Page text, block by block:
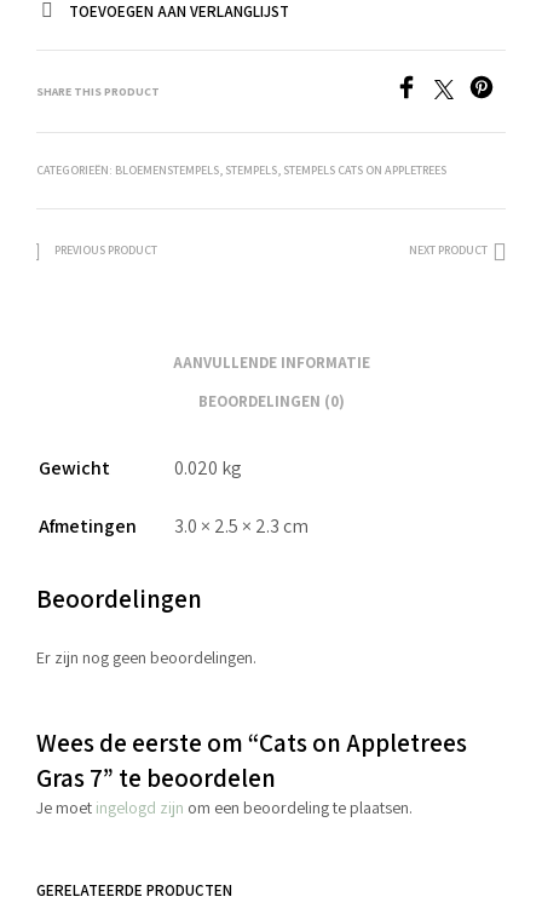
TOEVOEGEN AAN VERLANGLIJST
SHARE THIS PRODUCT
CATEGORIEËN: BLOEMENSTEMPELS, STEMPELS, STEMPELS CATS ON APPLETREES
PREVIOUS PRODUCT NEXT PRODUCT
AANVULLENDE INFORMATIE
BEOORDELINGEN (0)
Gewicht 0.020 kg
Afmetingen 3.0 × 2.5 × 2.3 cm
Beoordelingen
Er zijn nog geen beoordelingen.
Wees de eerste om “Cats on Appletrees
Gras 7” te beoordelen
Je moet ingelogd zijn om een beoordeling te plaatsen.
GERELATEERDE PRODUCTEN